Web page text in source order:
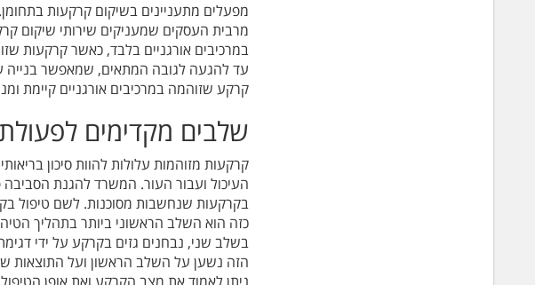
מפעלים מתעניינים בשיקום קרקעות
מרבית העסקים שמעניקים שירותי שיקום
במרכיבים אורגניים בלבד, כאשר קרקעות
עד להגעה לגובה המתאים, שמאפשר
קרקע שזוהמה במרכיבים אורגניים קיימת
שלבים מקדימים
קרקעות מזוהמות עלולות להוות סיכון
העיכול ועבור העור. המשרד להגנת
בקרקעות שנחשבות מסוכנות. לשם טיפול
כזה הוא השלב הראשוני ביותר בתהליך
בשלב שני, נבחנים גזים בקרקע על ידי
הזה נשען על השלב הראשון ועל התוצאות